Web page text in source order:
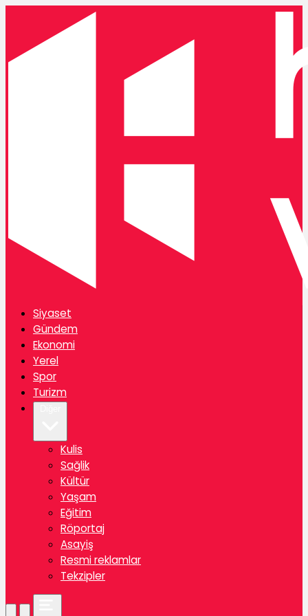
Siyaset
Gündem
Ekonomi
Yerel
Spor
Turizm
Kulis
Sağlik
Kültür
Yaşam
Eğitim
Röportaj
Asayiş
Resmi reklamlar
Tekzipler